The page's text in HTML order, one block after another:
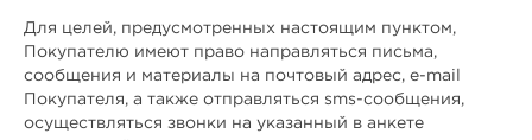
Для целей, предусмотренных настоящим пунктом,
Покупателю имеют право направляться письма,
сообщения и материалы на почтовый адрес, e-mail
Покупателя, а также отправляться sms-сообщения,
осуществляться звонки на указанный в анкете